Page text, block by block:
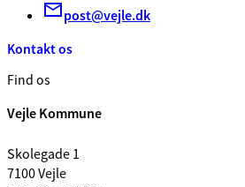
post@vejle.dk
Kontakt os
Find os
Vejle Kommune
Skolegade 1
7100 Vejle